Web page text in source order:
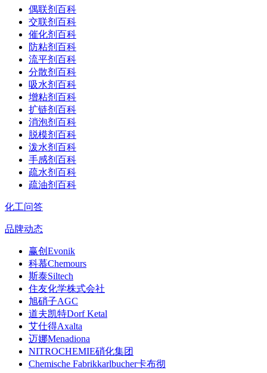
偶联剂百科
交联剂百科
催化剂百科
防粘剂百科
流平剂百科
分散剂百科
吸水剂百科
增粘剂百科
扩链剂百科
消泡剂百科
脱模剂百科
泼水剂百科
手感剂百科
疏水剂百科
疏油剂百科
化工问答
品牌动态
赢创Evonik
科慕Chemours
斯泰Siltech
住友化学株式会社
旭硝子AGC
道夫凯特Dorf Ketal
艾仕得Axalta
迈娜Menadiona
NITROCHEMIE硝化集团
Chemische Fabrikkarlbucher卡布彻